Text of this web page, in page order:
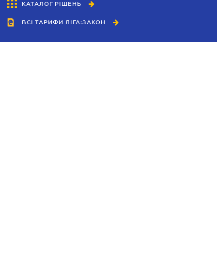
КАТАЛОГ РІШЕНЬ
ВСІ ТАРИФИ ЛІГА:ЗАКОН